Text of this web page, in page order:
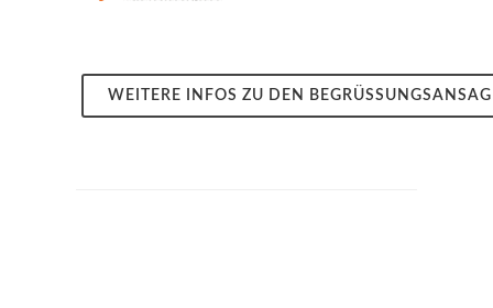
WEITERE INFOS ZU DEN